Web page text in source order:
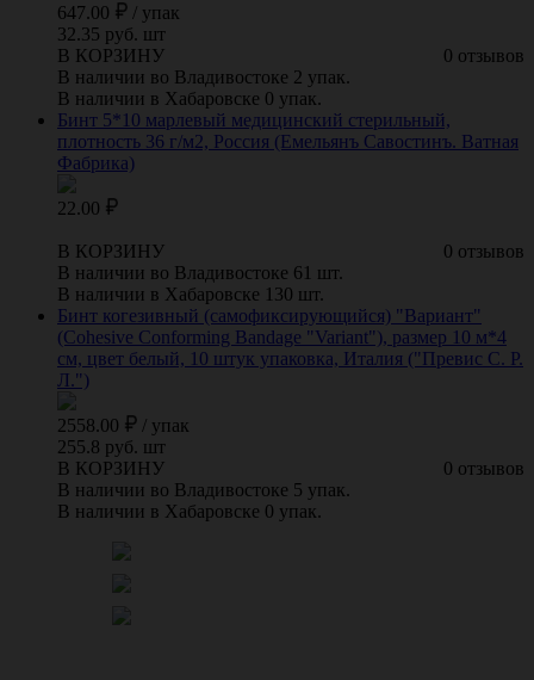
647.00 / упак
32.35 руб. шт
0 отзывов
В КОРЗИНУ
В наличии во Владивостоке 2 упак.
В наличии в Хабаровске 0 упак.
Бинт 5*10 марлевый медицинский стерильный,
плотность 36 г/м2, Россия (Емельянъ Савостинъ. Ватная
Фабрика)
22.00
0 отзывов
В КОРЗИНУ
В наличии во Владивостоке 61 шт.
В наличии в Хабаровске 130 шт.
Бинт когезивный (самофиксирующийся) "Вариант"
(Cohesive Conforming Bandage "Variant"), размер 10 м*4
см, цвет белый, 10 штук упаковка, Италия ("Превис С. Р.
Л.")
2558.00 / упак
255.8 руб. шт
0 отзывов
В КОРЗИНУ
В наличии во Владивостоке 5 упак.
В наличии в Хабаровске 0 упак.